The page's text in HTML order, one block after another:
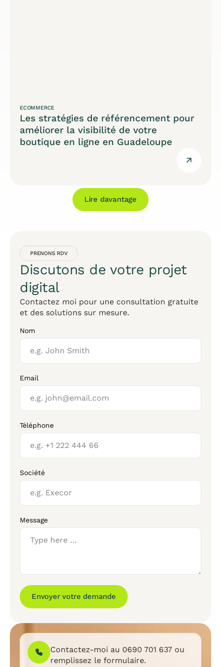
ECOMMERCE
Les stratégies de référencement pour
améliorer la visibilité de votre
boutique en ligne en Guadeloupe
Lire davantage
PRENONS RDV
Discutons de votre projet
digital
Contactez moi pour une consultation gratuite
et des solutions sur mesure.
Nom
Email
Téléphone
Société
Message
Envoyer votre demande
Contactez-moi au 0690 701 637 ou
remplissez le formulaire.